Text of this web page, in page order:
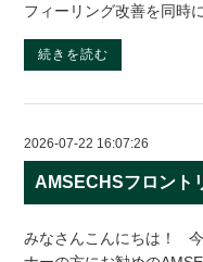
フィーリング改善を同
続きを読む
2026-07-22 16:07:26
AMSECHSフロント
みなさんこんにちは！